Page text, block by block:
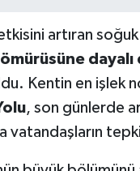
artıran
Kentin en işlek
, son günlerde
vatandaşların